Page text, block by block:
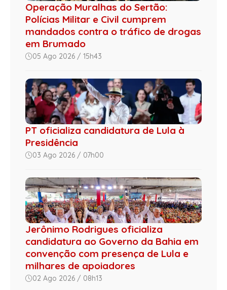
Operação Muralhas do Sertão:
Polícias Militar e Civil cumprem
mandados contra o tráfico de drogas
em Brumado
05 Ago 2026 / 15h43
PT oficializa candidatura de Lula à
Presidência
03 Ago 2026 / 07h00
Jerônimo Rodrigues oficializa
candidatura ao Governo da Bahia em
convenção com presença de Lula e
milhares de apoiadores
02 Ago 2026 / 08h13